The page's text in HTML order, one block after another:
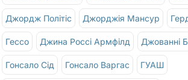
Джордж Політіс Джорджія Мансур
Гессо Джина Россі Армфілд Джованні
Гонсало Сід Гонсало Варгас ГУАШ